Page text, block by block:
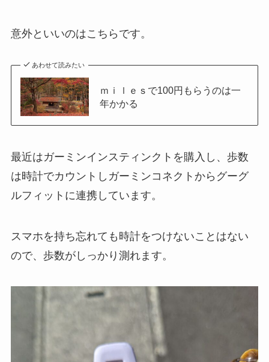
意外といいのはこちらです。
あわせて読みたい
ｍｉｌｅｓで100円もらうのは一
年かかる
最近はガーミンインスティンクトを購入し、歩数
は時計でカウントしガーミンコネクトからグーグ
ルフィットに連携しています。
スマホを持ち忘れても時計をつけないことはない
ので、歩数がしっかり測れます。